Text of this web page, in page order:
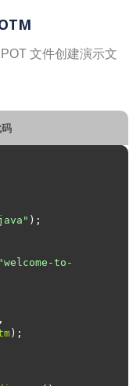
文件创建演示文
"welcome-to-